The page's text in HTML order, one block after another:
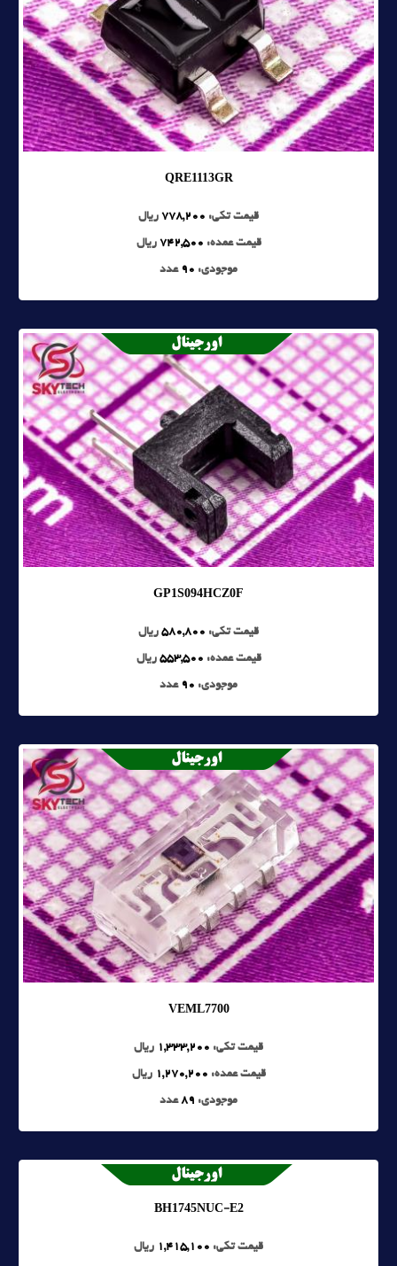
QRE1113GR
قیمت تکی: 778,200 ریال
قیمت عمده: 742,500 ریال
موجودی: 90 عدد
GP1S094HCZ0F
قیمت تکی: 580,800 ریال
قیمت عمده: 553,500 ریال
موجودی: 90 عدد
VEML7700
قیمت تکی: 1,333,200 ریال
قیمت عمده: 1,270,200 ریال
موجودی: 89عدد
BH1745NUC-E2
قیمت تکی: 1,415,100 ریال